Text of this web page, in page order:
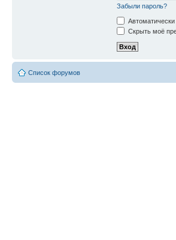
Забыли пароль?
Скрыть моё
Список форумов